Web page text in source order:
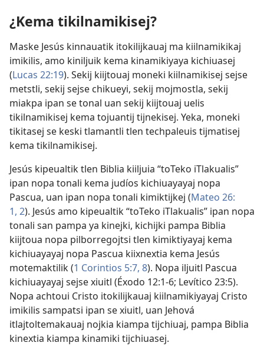
¿Kema tikilnamikisej?
Maske Jesús kinnauatik itokilijkauaj ma kiilnamikikaj
imikilis, amo kiniljuik kema kinamikiyaya kichiuasej
(Lucas 22:19). Sekij kiijtouaj moneki kiilnamikisej sejse
metstli, sekij sejse chikueyi, sekij mojmostla, sekij
miakpa ipan se tonal uan sekij kiijtouaj uelis
tikilnamikisej kema tojuantij tijnekisej. Yeka, moneki
tikitasej se keski tlamantli tlen techpaleuis tijmatisej
kema tikilnamikisej.
Jesús kipeualtik tlen Biblia kiiljuia “toTeko iTlakualis”
ipan nopa tonali kema judíos kichiuayayaj nopa
Pascua, uan ipan nopa tonali kimiktijkej (Mateo 26:​
1, 2). Jesús amo kipeualtik “toTeko iTlakualis” ipan nopa
tonali san pampa ya kinejki, kichijki pampa Biblia
kiijtoua nopa pilborregojtsi tlen kimiktiyayaj kema
kichiuayayaj nopa Pascua kiixnextia kema Jesús
motemaktilik (1 Corintios 5:​7, 8). Nopa iljuitl Pascua
kichiuayayaj sejse xiuitl (Éxodo 12:​1-6; Levítico 23:5).
Nopa achtoui Cristo itokilijkauaj kiilnamikiyayaj Cristo
imikilis sampatsi ipan se xiuitl, uan Jehová
itlajtoltemakauaj nojkia kiampa tijchiuaj, pampa Biblia
kinextia kiampa kinamiki tijchiuasej.